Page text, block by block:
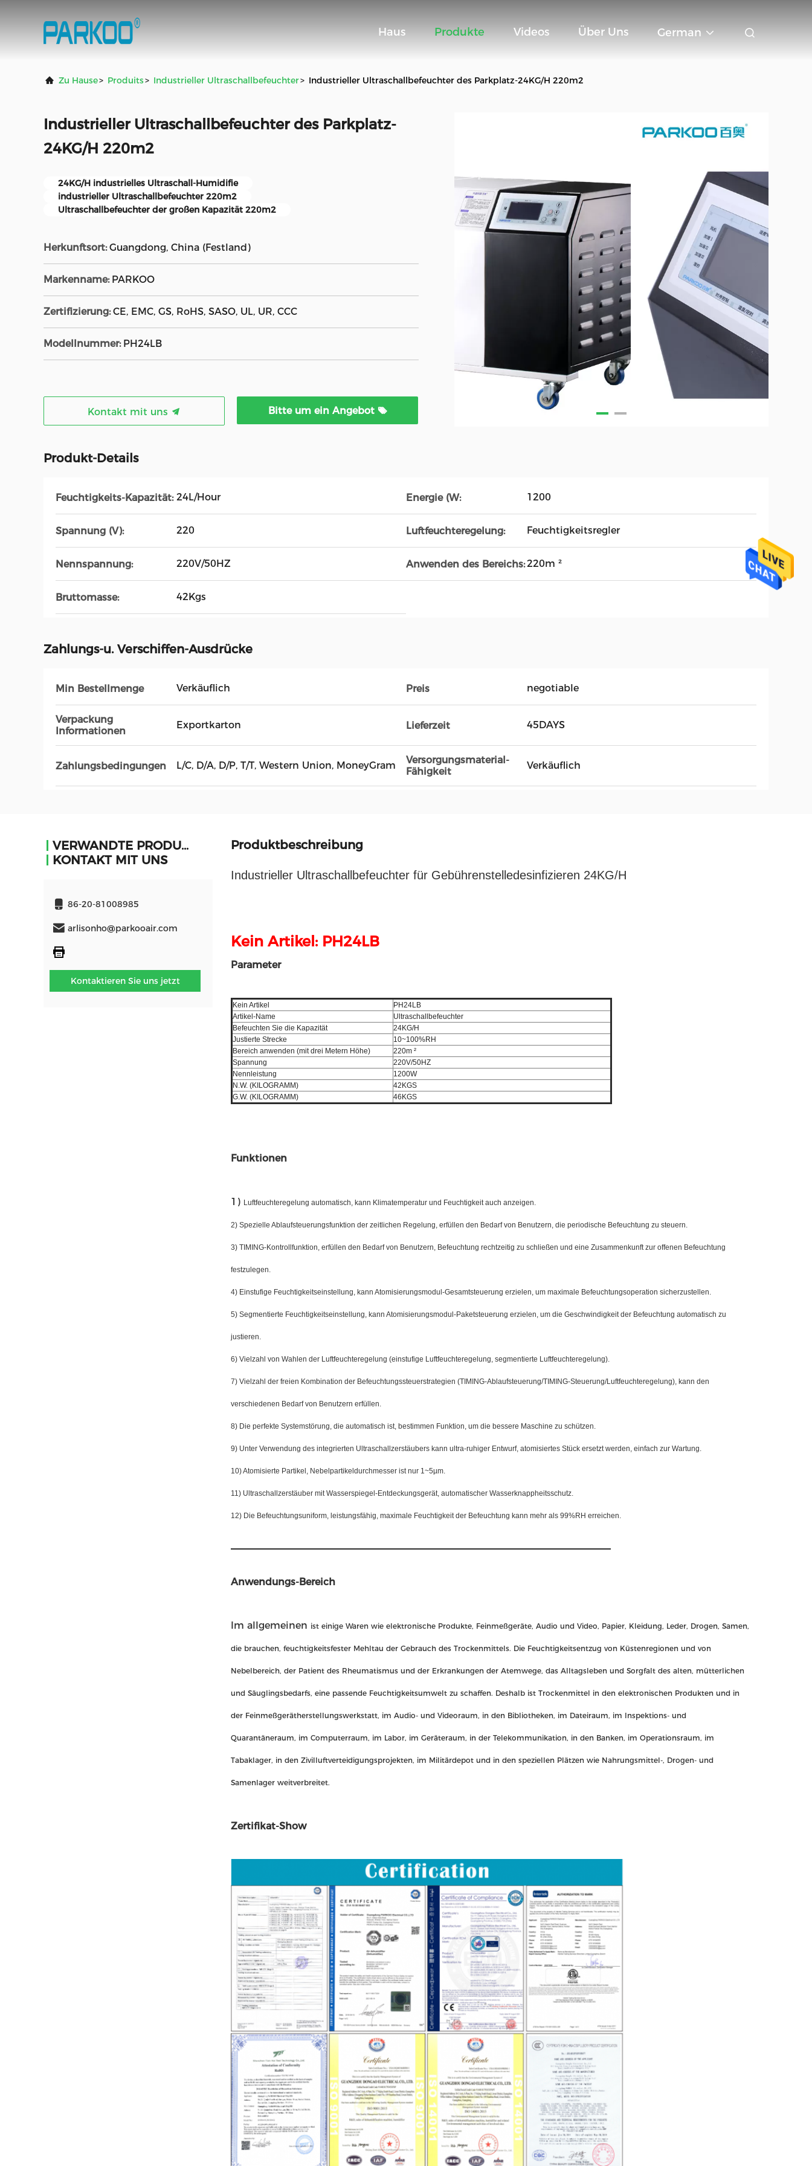
Haus Produkte Videos Über Uns German
Zu Hause> Produits> Industrieller Ultraschallbefeuchter> Industrieller Ultraschallbefeuchter des Parkplatz-24KG/H 220m2
Industrieller Ultraschallbefeuchter des Parkplatz-
24KG/H 220m2
24KG/H industrielles Ultraschall-Humidifie
industrieller Ultraschallbefeuchter 220m2
Ultraschallbefeuchter der großen Kapazität 220m2
Herkunftsort: Guangdong, China (Festland)
Markenname: PARKOO
Zertifizierung: CE, EMC, GS, RoHS, SASO, UL, UR, CCC
Modellnummer: PH24LB
Kontakt mit uns Bitte um ein Angebot
Produkt-Details
Feuchtigkeits-Kapazität: 24L/Hour Energie (W: 1200
Spannung (V): 220 Luftfeuchteregelung: Feuchtigkeitsregler
Nennspannung: 220V/50HZ Anwenden des Bereichs:220m ²
Bruttomasse: 42Kgs
Zahlungs-u. Verschiffen-Ausdrücke
Min Bestellmenge Verkäuflich Preis negotiable
Verpackung
Informationen
Exportkarton Lieferzeit 45DAYS
Zahlungsbedingungen L/C, D/A, D/P, T/T, Western Union, MoneyGram
Versorgungsmaterial-
Fähigkeit
Verkäuflich
VERWANDTE PRODUKTE
KONTAKT MIT UNS
86-20-81008985
arlisonho@parkooair.com
Kontaktieren Sie uns jetzt
Produktbeschreibung
Industrieller Ultraschallbefeuchter für Gebührenstelledesinfizieren 24KG/H
Kein Artikel: PH24LB
Parameter
Kein Artikel
PH24LB
Artikel-Name
Ultraschallbefeuchter
Befeuchten Sie die Kapazität
24KG/H
Justierte Strecke
10~100%RH
Bereich anwenden (mit drei Metern Höhe)
220m ²
Spannung
220V/50HZ
Nennleistung
1200W
N.W. (KILOGRAMM)
42KGS
G.W. (KILOGRAMM)
46KGS
Funktionen
1) Luftfeuchteregelung automatisch, kann Klimatemperatur und Feuchtigkeit auch anzeigen.
2) Spezielle Ablaufsteuerungsfunktion der zeitlichen Regelung, erfüllen den Bedarf von Benutzern, die periodische Befeuchtung zu steuern.
3) TIMING-Kontrollfunktion, erfüllen den Bedarf von Benutzern, Befeuchtung rechtzeitig zu schließen und eine Zusammenkunft zur offenen Befeuchtung
festzulegen.
4) Einstufige Feuchtigkeitseinstellung, kann Atomisierungsmodul-Gesamtsteuerung erzielen, um maximale Befeuchtungsoperation sicherzustellen.
5) Segmentierte Feuchtigkeitseinstellung, kann Atomisierungsmodul-Paketsteuerung erzielen, um die Geschwindigkeit der Befeuchtung automatisch zu
justieren.
6) Vielzahl von Wahlen der Luftfeuchteregelung (einstufige Luftfeuchteregelung, segmentierte Luftfeuchteregelung).
7) Vielzahl der freien Kombination der Befeuchtungssteuerstrategien (TIMING-Ablaufsteuerung/TIMING-Steuerung/Luftfeuchteregelung), kann den
verschiedenen Bedarf von Benutzern erfüllen.
8) Die perfekte Systemstörung, die automatisch ist, bestimmen Funktion, um die bessere Maschine zu schützen.
9) Unter Verwendung des integrierten Ultraschallzerstäubers kann ultra-ruhiger Entwurf, atomisiertes Stück ersetzt werden, einfach zur Wartung.
10) Atomisierte Partikel, Nebelpartikeldurchmesser ist nur 1~5µm.
11) Ultraschallzerstäuber mit Wasserspiegel-Entdeckungsgerät, automatischer Wasserknappheitsschutz.
12) Die Befeuchtungsuniform, leistungsfähig, maximale Feuchtigkeit der Befeuchtung kann mehr als 99%RH erreichen.
Anwendungs-Bereich
Im allgemeinen ist einige Waren wie elektronische Produkte, Feinmeßgeräte, Audio und Video, Papier, Kleidung, Leder, Drogen, Samen,
die brauchen, feuchtigkeitsfester Mehltau der Gebrauch des Trockenmittels. Die Feuchtigkeitsentzug von Küstenregionen und von
Nebelbereich, der Patient des Rheumatismus und der Erkrankungen der Atemwege, das Alltagsleben und Sorgfalt des alten, mütterlichen
und Säuglingsbedarfs, eine passende Feuchtigkeitsumwelt zu schaffen. Deshalb ist Trockenmittel in den elektronischen Produkten und in
der Feinmeßgerätherstellungswerkstatt, im Audio- und Videoraum, in den Bibliotheken, im Dateiraum, im Inspektions- und
Quarantäneraum, im Computerraum, im Labor, im Geräteraum, in der Telekommunikation, in den Banken, im Operationsraum, im
Tabaklager, in den Zivilluftverteidigungsprojekten, im Militärdepot und in den speziellen Plätzen wie Nahrungsmittel-, Drogen- und
Samenlager weitverbreitet.
Zertifikat-Show